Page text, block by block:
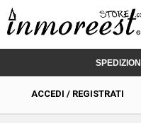
ACCEDI / REGISTRATI